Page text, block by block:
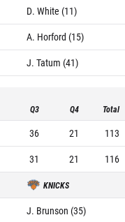
D. White (11)
A. Horford (15)
J. Tatum (41)
Q3 Q4 Total
36 21
113
31 21 116
KNICKS
J. Brunson (35)